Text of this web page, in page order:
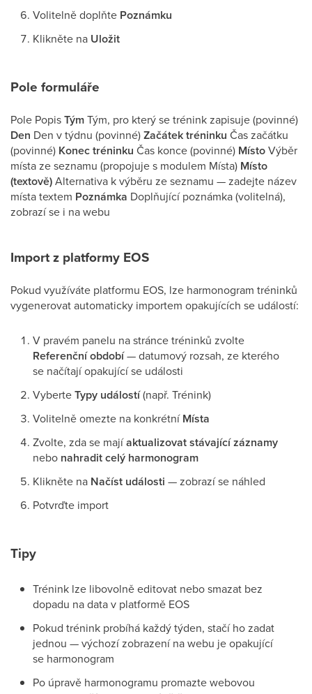
Volitelně doplňte Poznámku
Klikněte na Uložit
Pole formuláře
Pole PopisTýmTým, pro který se trénink zapisuje (povinné)
Den Den v týdnu (povinné)Začátek tréninku Čas začátku
(povinné) Konec tréninku Čas konce (povinné) MístoVýběr
místa ze seznamu (propojuje s modulem Místa) Místo
(textově)Alternativa k výběru ze seznamu — zadejte název
místa textem Poznámka Doplňující poznámka (volitelná),
zobrazí se i na webu
Import z platformy EOS
Pokud využíváte platformu EOS, lze harmonogram tréninků
vygenerovat automaticky importem opakujících se událostí:
V pravém panelu na stránce tréninků zvolte
Referenční období— datumový rozsah, ze kterého
se načítají opakující se události
VyberteTypy událostí(např. Trénink)
Volitelně omezte na konkrétníMísta
Zvolte, zda se majíaktualizovat stávající záznamy
nebo nahradit celý harmonogram
Klikněte na Načíst události — zobrazí se náhled
Potvrďte import
Tipy
Trénink lze libovolně editovat nebo smazat bez
dopadu na data v platformě EOS
Pokud trénink probíhá každý týden, stačí ho zadat
jednou — výchozí zobrazení na webu je opakující
se harmonogram
Po úpravě harmonogramu promazte webovou